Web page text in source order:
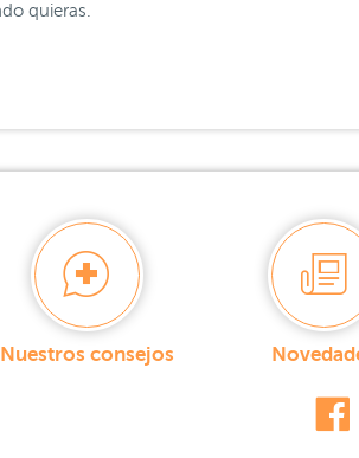
quieras.
Nuestros consejos